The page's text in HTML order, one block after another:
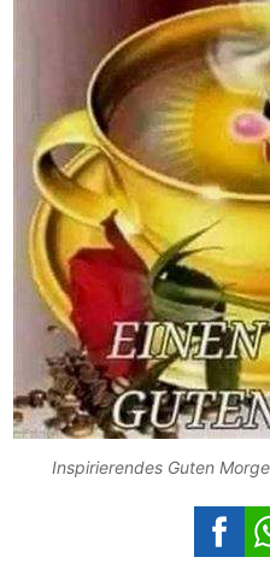
Inspirierendes Guten